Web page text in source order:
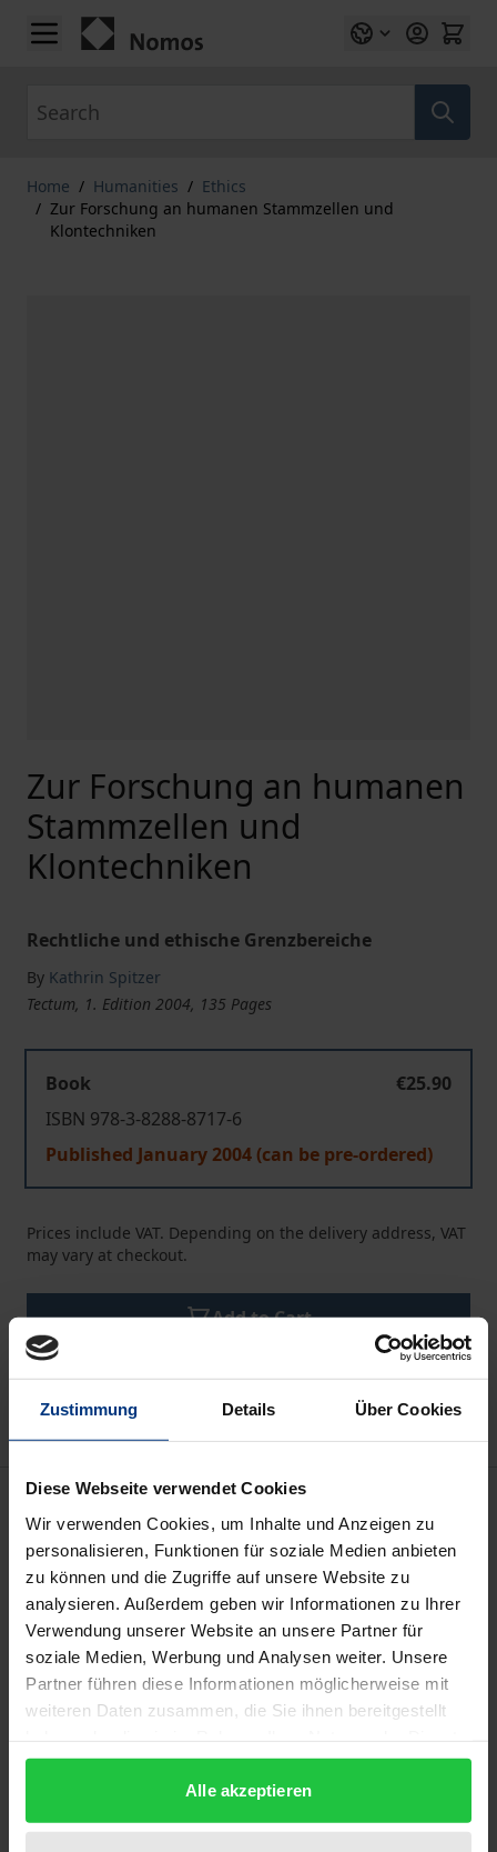
Zustimmung Details Über Cookies
Diese Webseite verwendet Cookies
Wir verwenden Cookies, um Inhalte und Anzeigen zu
personalisieren, Funktionen für soziale Medien anbieten
zu können und die Zugriffe auf unsere Website zu
analysieren. Außerdem geben wir Informationen zu Ihrer
Verwendung unserer Website an unsere Partner für
soziale Medien, Werbung und Analysen weiter. Unsere
Partner führen diese Informationen möglicherweise mit
weiteren Daten zusammen, die Sie ihnen bereitgestellt
gesammelt haben.
Alle akzeptieren
Skip to Content
Home / Humanities / Ethics
/ Zur Forschung an humanen Stammzellen und
Klontechniken
Zur Forschung an humanen
Stammzellen und
Klontechniken
Rechtliche und ethische Grenzbereiche
By Kathrin Spitzer
Tectum, 1. Edition 2004, 135 Pages
Book
€25.90
ISBN 978-3-8288-8717-6
Published January 2004 (can be pre-ordered)
Prices include VAT. Depending on the delivery address, VAT
may vary at checkout.
Add to Cart
Add to Wish List
Delivery cost notice
Description
”Verstößt die Tötung eines Embryos allein deshalb gegen
seine Menschenwürde, weil er nicht ,nur‘ getötet, sondern
,auch noch‘ für die Forschung benutzt wird?“
(Prof. Dr. Jochen Taupitz)
Dieses Buch versetzt den Leser einerseits in die Lage
mit den komplizierten biomedizinischen Grundlagen
ihr therapeutisches Potenzial aktuell abschätzen zu